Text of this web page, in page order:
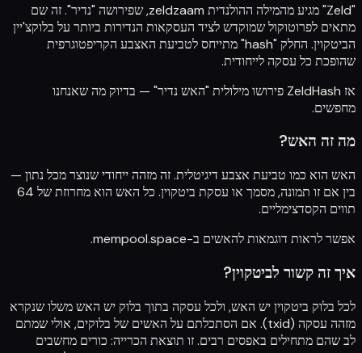
"Zeld" מגיע מהמילה ההולנדית zeldzaam, שפירושה "נדיר". זה שם
מתאים לפרוטוקול שמוקדש לציד העסקאות הנדירות ביותר על בלוקצ'יין
הביטקוין. החלק "hash" מתייחס לטביעת האצבע הקריפטוגרפית
שהופכת כל עסקה לייחודית.
אז ZeldHash פירושו מילולית "האש נדיר" — בדיוק מה שאנחנו
מחפשים.
מה זה האש?
האש הוא כמו טביעת אצבע דיגיטלית. זה מזהה ייחודי שנוצר מכל נתון —
בין אם זו תמונה, מסמך או עסקת ביטקוין. כל האש הוא מחרוזת של 64
תווים הקסדצימליים.
אפשר לראות דוגמאות להאשים ב-mempool.space
.
איך זה קשור לביטקוין?
לכל בלוק ביטקוין יש האש, ולכל עסקה בתוך בלוק יש האש משלו שנקרא
מזהה עסקה (txid). אם הסתכלתם על האשים של בלוקים, אולי שמתם
לב שהם מתחילים באפסים רבים. זו תוצאת הכרייה: כורים מחשבים